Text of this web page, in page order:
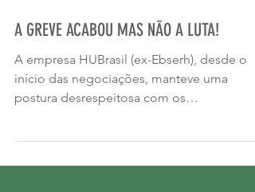
A GREVE ACABOU MAS NÃO A LUTA!
A empresa HUBrasil (ex-Ebserh), desde o
início das negociações, manteve uma
trabalhadores, recusando-se a informar o
índice de reajuste das cláusulas sociais,